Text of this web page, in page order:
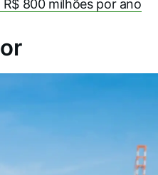
800 milhões por ano